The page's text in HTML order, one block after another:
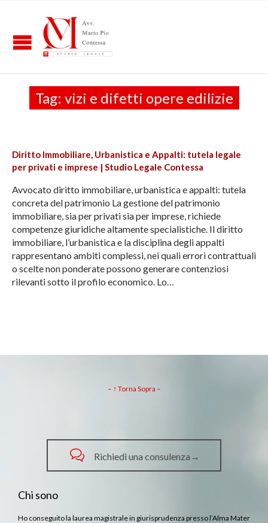
Tag: vizi e difetti opere edilizie
Diritto Immobiliare, Urbanistica e Appalti: tutela legale
per privati e imprese | Studio Legale Contessa
Avvocato diritto immobiliare, urbanistica e appalti: tutela
concreta del patrimonio La gestione del patrimonio
immobiliare, sia per privati sia per imprese, richiede
competenze giuridiche altamente specialistiche. Il diritto
immobiliare, l’urbanistica e la disciplina degli appalti
rappresentano ambiti complessi, nei quali errori contrattuali
o scelte non ponderate possono generare contenziosi
rilevanti sotto il profilo economico. Lo…
– ↑ Torna Sopra –
 Richiedi una consulenza→
Chi sono
Ho conseguito la laurea magistrale in giurisprudenza presso l’Alma Mater